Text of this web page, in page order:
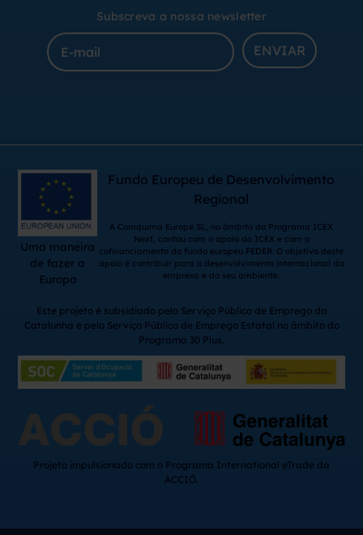
Subscreva a nossa newsletter
ENVIAR
Uma maneira
de fazer a
Europa
Fundo Europeu de Desenvolvimento
Regional
A Comquima Europe SL, no âmbito do Programa ICEX
Next, contou com o apoio do ICEX e com o
cofinanciamento do fundo europeu FEDER. O objetivo deste
apoio é contribuir para o desenvolvimento internacional da
empresa e do seu ambiente.
Este projeto é subsidiado pelo Serviço Público de Emprego da
Catalunha e pelo Serviço Público de Emprego Estatal no âmbito do
Programa 30 Plus.
Projeto impulsionado com o Programa International eTrade da
ACCIÓ.